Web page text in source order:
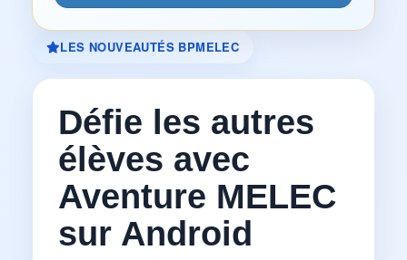
LES NOUVEAUTÉS BPMELEC
Défie les autres
élèves avec
Aventure MELEC
sur Android